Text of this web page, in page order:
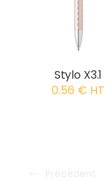
Stylo X3.1
0.56 € HT